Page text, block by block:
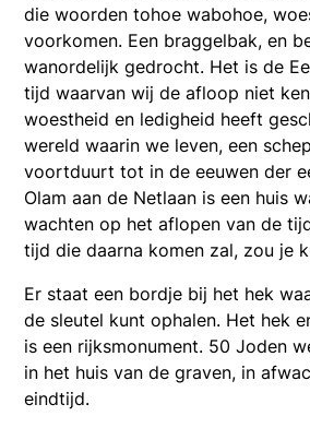
die woorden tohoe wabohoe,
voorkomen. Een braggelbak, en
wanordelijk gedrocht. Het is de
tijd waarvan wij de afloop niet
woestheid en ledigheid heeft
wereld waarin we leven, een
voortduurt tot in de eeuwen der
Olam aan de Netlaan is een huis
wachten op het aflopen van de
tijd die daarna komen zal, zou je
Er staat een bordje bij het hek
de sleutel kunt ophalen. Het hek
is een rijksmonument. 50 Joden
in het huis van de graven, in
eindtijd.